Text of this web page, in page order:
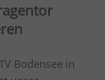
Bodensee in